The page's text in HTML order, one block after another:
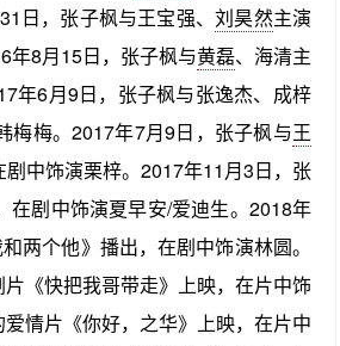
日，张子枫与王宝强、刘昊然主演
年8月15日，张子枫与黄磊、海清主
年6月9日，张子枫与张逸杰、成梓
梅梅。2017年7月9日，张子枫与王
中饰演栗梓。2017年11月3日，张
在剧中饰演夏早安/爱迪生。2018年
两个他》播出，在剧中饰演林圆。
片《快把我哥带走》上映，在片中饰
情片《你好，之华》上映，在片中